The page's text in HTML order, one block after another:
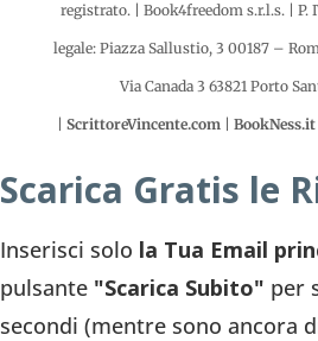
registrato. | Book4freedom s.r.l.s. | P.
legale: Piazza Sallustio, 3 00187 –
Via Canada 3 63821 Porto
ScrittoreVincente.com BookNess.it
Scarica Gratis le
Inserisci solo la Tua Email
pulsante "Scarica Subito" per
secondi (mentre sono ancora